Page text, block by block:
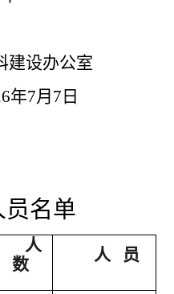
建设办公室
年7月 7 日
员名单
人
数
人 员